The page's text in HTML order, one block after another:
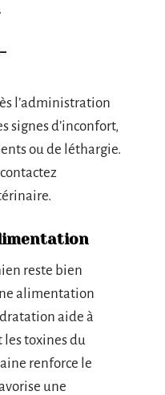
l’administration
signes d’inconfort,
ou de léthargie.
reste bien
alimentation
aide à
toxines du
renforce le
une